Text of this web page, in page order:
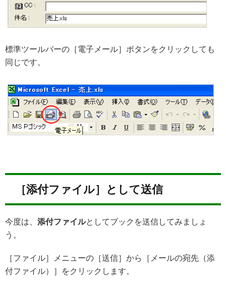
標準ツールバーの［電子メール］ボタンをクリックしても
同じです。
［添付ファイル］として送信
今度は、 添付ファイルとしてブックを送信してみましょ
う。
［ファイル］メニューの［送信］から［メールの宛先（添
付ファイル）］をクリックします。